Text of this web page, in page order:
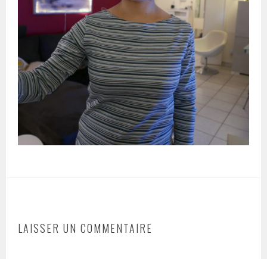
LAISSER UN COMMENTAIRE